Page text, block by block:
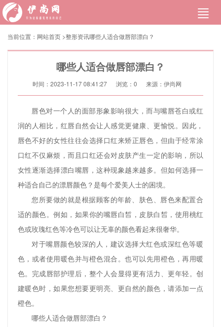
当前位置： 网站首页 >整形资讯哪些人适合做唇部漂白？
哪些人适合做唇部漂白？
时间：2023-11-17 08:41:27 浏览： 0 来源：伊尚网
唇色对一个人的面部形象影响很大，而与嘴唇苍白或红
润的人相比，红唇自然会让人感觉更健康、更愉悦。因此，
唇色不好的女性往往会选择口红来矫正唇色，但由于经常涂
口红不仅麻烦，而且口红还会对皮肤产生一定的影响，所以
女性逐渐选择漂白嘴唇，这种现象越来越多。但如何选择一
种适合自己的漂唇颜色？是每个爱美人士的困境。
您所要做的就是根据顾客的年龄、肤色、唇色来配置合
适的颜色。例如，如果你的嘴唇白皙，皮肤白皙，使用桃红
色或玫瑰红色等冷色可以让无辜的颜色看起来很奢华。
对于嘴唇颜色较深的人，建议选择大红色或深红色等暖
色，或者使用暖色并与橙色混合。也可以先用橙色，再用暖
色。完成唇部护理后，整个人会显得更有活力、更年轻。创
建暖色时，如果您想要更明亮、更自然的颜色，请添加一点
橙色。
哪些人适合做唇部漂白？